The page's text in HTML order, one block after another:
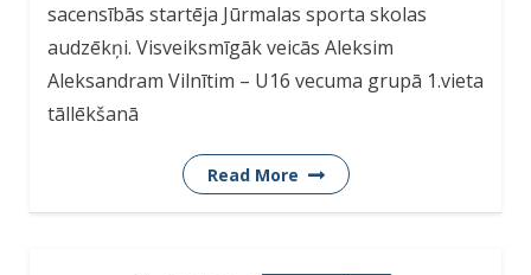
sacensībās startēja Jūrmalas sporta skolas
audzēkņi. Visveiksmīgāk veicās Aleksim
Aleksandram Vilnītim – U16 vecuma grupā 1.vieta
tāllēkšanā
Read More